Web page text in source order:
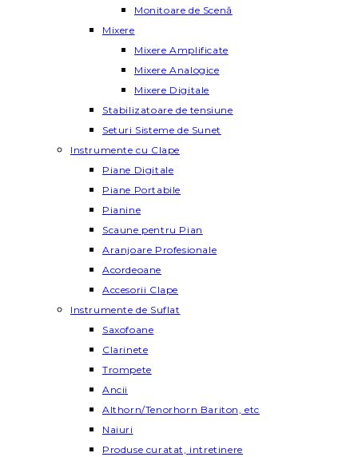
Monitoare de Scenă
Mixere
Mixere Amplificate
Mixere Analogice
Mixere Digitale
Stabilizatoare de tensiune
Seturi Sisteme de Sunet
Instrumente cu Clape
Piane Digitale
Piane Portabile
Pianine
Scaune pentru Pian
Aranjoare Profesionale
Acordeoane
Accesorii Clape
Instrumente de Suflat
Saxofoane
Clarinete
Trompete
Ancii
Althorn/Tenorhorn Bariton, etc
Naiuri
Produse curatat, intretinere